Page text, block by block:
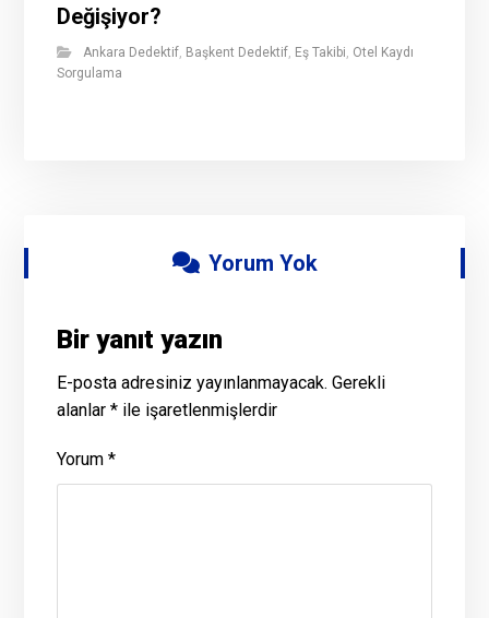
Değişiyor?
Ankara Dedektif, Başkent Dedektif, Eş Takibi, Otel Kaydı
Sorgulama
Yorum Yok
Bir yanıt yazın
E-posta adresiniz yayınlanmayacak. Gerekli
alanlar* ile işaretlenmişlerdir
Yorum*